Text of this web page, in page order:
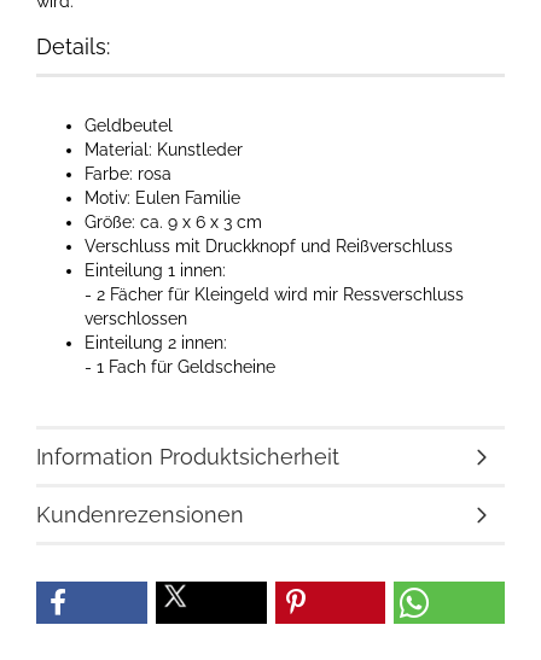
Details:
Geldbeutel
Material: Kunstleder
Farbe: rosa
Motiv: Eulen Familie
Größe: ca. 9 x 6 x 3 cm
Verschluss mit Druckknopf und Reißverschluss
Einteilung 1 innen:
- 2 Fächer für Kleingeld wird mir Ressverschluss
verschlossen
Einteilung 2 innen:
- 1 Fach für Geldscheine
Information Produktsicherheit
Kundenrezensionen